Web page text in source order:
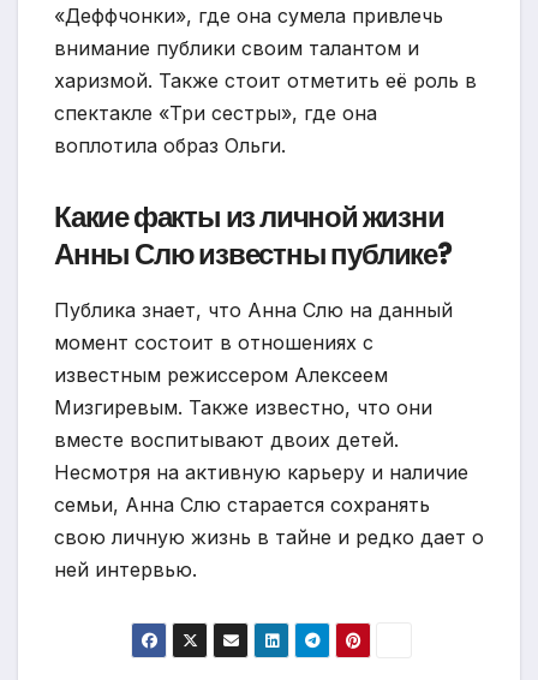
«Деффчонки», где она сумела привлечь
внимание публики своим талантом и
харизмой. Также стоит отметить её роль в
спектакле «Три сестры», где она
воплотила образ Ольги.
Какие факты из личной жизни
Анны Слю известны публике?
Публика знает, что Анна Слю на данный
момент состоит в отношениях с
известным режиссером Алексеем
Мизгиревым. Также известно, что они
вместе воспитывают двоих детей.
Несмотря на активную карьеру и наличие
семьи, Анна Слю старается сохранять
свою личную жизнь в тайне и редко дает о
ней интервью.